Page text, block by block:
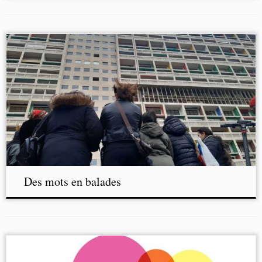
Des mots en balades